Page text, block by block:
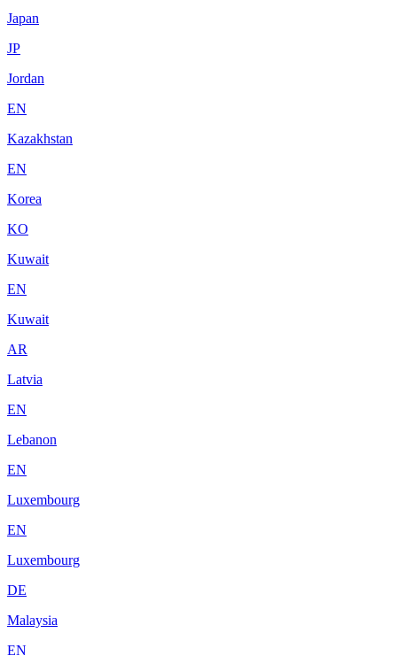
Japan
JP
Jordan
EN
Kazakhstan
EN
Korea
KO
Kuwait
EN
Kuwait
AR
Latvia
EN
Lebanon
EN
Luxembourg
EN
Luxembourg
DE
Malaysia
EN